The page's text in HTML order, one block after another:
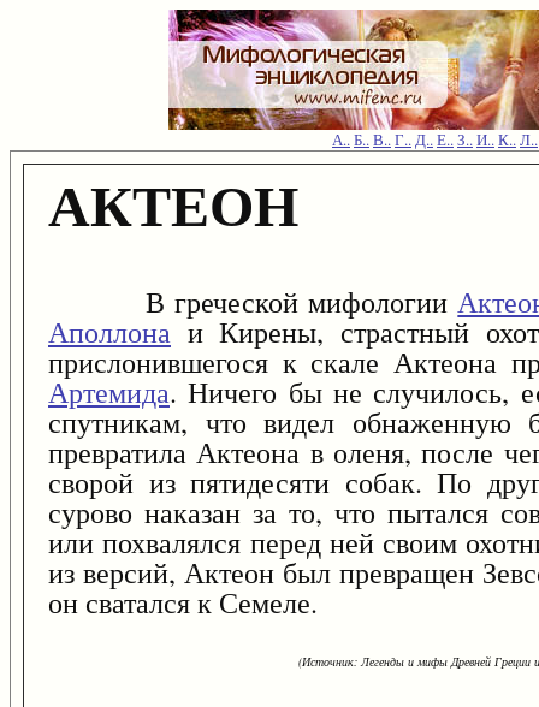
А..Б..В..Г..Д..Е..З..И..К..Л..
АКТЕОН
В греческой мифологии
Аполлона и Кирены, страстный
прислонившегося к скале Актеона
Артемида. Ничего бы не случилось,
спутникам, что видел обнаженную
превратила Актеона в оленя, после
сворой из пятидесяти собак. По
сурово наказан за то, что пытался
или похвалялся перед ней своим
из версий, Актеон был превращен
он сватался к Семеле.
(Источник: Легенды и мифы Древней